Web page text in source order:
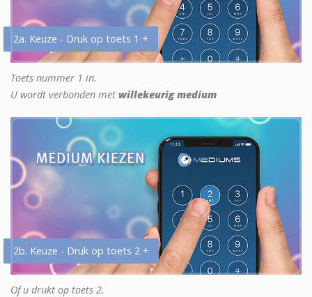
2a. Keuze - Druk op toets 1 +
Toets nummer 1 in.
U wordt verbonden met willekeurig medium
2b. Keuze - Druk op toets 2 +
Of u drukt op toets 2.